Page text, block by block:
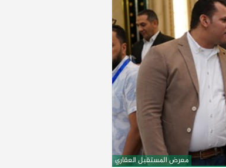
معرض المستقبل العقاري